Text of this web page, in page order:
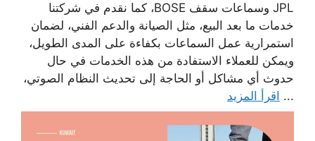
JPL وسماعات سقف BOSE، كما نقدم في شركتنا
خدمات ما بعد البيع، مثل الصيانة والدعم الفني، لضمان
استمرارية عمل السماعات بكفاءة على المدى الطويل،
ويمكن للعملاء الاستفادة من هذه الخدمات في حال
حدوث أي مشاكل أو الحاجة إلى تحديث النظام الصوتي،
... اقرأ المزيد